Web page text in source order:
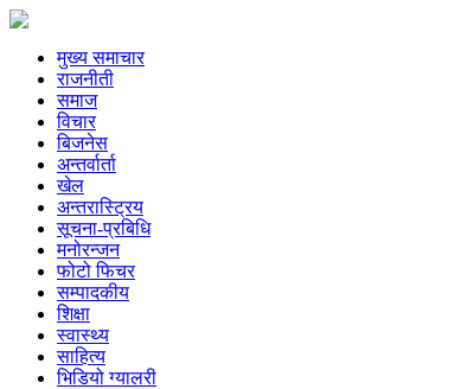
मुख्य समाचार
राजनीती
समाज
विचार
बिजनेस
अन्तर्वार्ता
खेल
अन्तरास्ट्रिय
सूचना-प्रबिधि
मनोरन्जन
फोटो फिचर
सम्पादकीय
शिक्षा
स्वास्थ्य
साहित्य
भिडियो ग्यालरी